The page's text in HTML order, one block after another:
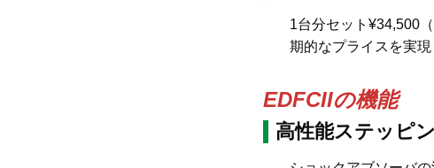
1台分セット¥34,500
期的なプライスを実現
EDFCIIの機能
高性能ステッピ